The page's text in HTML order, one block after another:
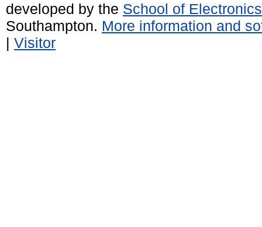
developed by the School of
Southampton. More information and
| Visitor